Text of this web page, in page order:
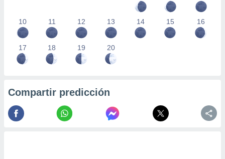
10 11 12 13 14 15 16
17 18 19 20
Compartir predicción